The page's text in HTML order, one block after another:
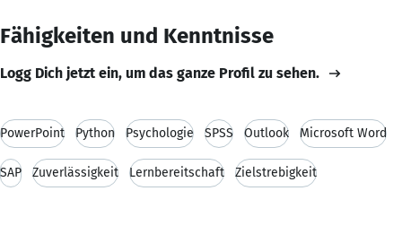
Fähigkeiten und Kenntnisse
Logg Dich jetzt ein, um das ganze Profil zu sehen.
PowerPoint Python Psychologie SPSS Outlook Microsoft Word
SAP Zuverlässigkeit Lernbereitschaft Zielstrebigkeit